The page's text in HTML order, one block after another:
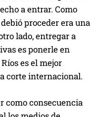
a entrar. Como
proceder era una
lado, entregar a
es ponerle en
es el mejor
corte internacional.
como consecuencia